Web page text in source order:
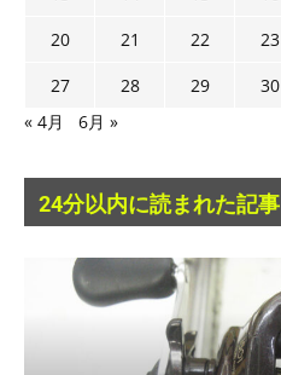
20
21 22 23
27
28 29 30
« 4月
6月 »
24分以内に読まれた記事